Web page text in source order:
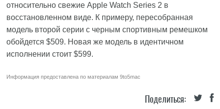
относительно свежие Apple Watch Series 2 в
восстановленном виде. К примеру, пересобранная
модель второй серии с черным спортивным ремешком
обойдется $509. Новая же модель в идентичном
исполнении стоит $599.
Информация предоставлена по материалам9to5mac
Поделиться: